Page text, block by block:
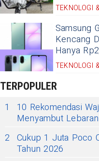
TEKNOLOGI
Samsung
Kencang
Hanya
TEKNOLOGI
TERPOPULER
1
10 Rekomendasi
Menyambut
2 Cukup 1 Juta Poco
Tahun 2026